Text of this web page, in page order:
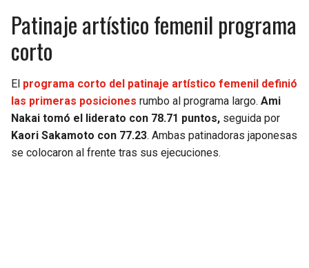
Patinaje artístico femenil programa
corto
El programa corto del patinaje artístico femenil definió
las primeras posiciones rumbo al programa largo. Ami
Nakai tomó el liderato con 78.71 puntos, seguida por
Kaori Sakamoto con 77.23. Ambas patinadoras japonesas
se colocaron al frente tras sus ejecuciones.